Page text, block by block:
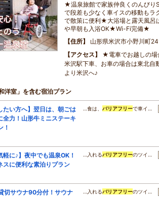
★温泉旅館で家族仲良くのんびり
で段差も少なく車イスの移動もラ
で散策に便利★大浴場と露天風呂
や早朝も入浴OK★Wi-Fi完備★
住所
山形県米沢市小野川町
アクセス
★電車でお越しの場
米沢駅下車、お車の場合は東北自
より米沢へ♪
洋室」を含む宿泊プラン
たい方へ】翌日は、朝ごは
全力！山形牛ミニステーキ
…食は、 バリアフリーで車イ…
軽に♪】夜中でも温泉OK！
スに便利な素泊りプラン
…入れるバリアフリーのツイ…
サウナ90分付！サウナ
…入れるバリアフリーのツイ…